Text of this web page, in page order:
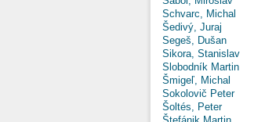
Schvarc, Michal
Šedivý, Juraj
Segeš, Dušan
Sikora, Stanislav
Slobodník Martin
Šmigeľ, Michal
Sokolovič Peter
Šoltés, Peter